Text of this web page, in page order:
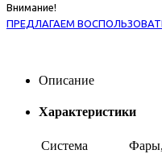
Внимание!
ПРЕДЛАГАЕМ
Описание
Характеристики
Система